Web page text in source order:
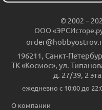
© 2002 –
ООО
196211, Санкт-
ТК «Космос», ул.
д. 27/39, 2
ежедневно c 10:00 до
О компании